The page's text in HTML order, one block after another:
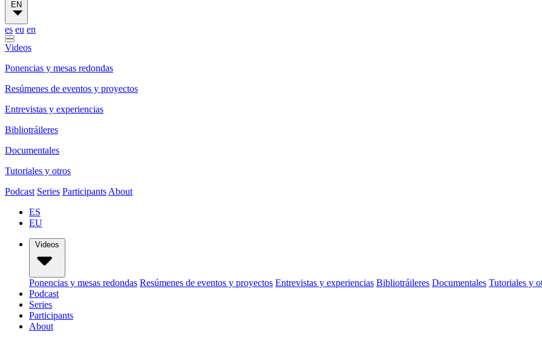
EN
es eu en
Videos
Ponencias y mesas redondas
Resúmenes de eventos y proyectos
Entrevistas y experiencias
Bibliotráileres
Documentales
Tutoriales y otros
Podcast Series Participants About
ES
EU
Videos
Ponencias y mesas redondas Resúmenes de eventos y proyectos Entrevistas y experiencias Bibliotráileres Documentales Tutoriales y
Podcast
Series
Participants
About